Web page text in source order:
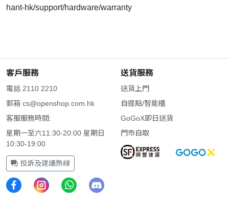
hant-hk/support/hardware/warranty
客戶服務
電話 2110 2210
郵箱 cs@openshop.com.hk
客服服務時間:
星期一至六11:30-20:00 星期日
10:30-19:00
投訴及建議熱線
送貨服務
送貨上門
自提點/智能櫃
GoGoX即日送貨
門市自取